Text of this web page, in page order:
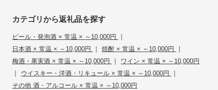
カテゴリから返礼品を探す
ビール・発泡酒 × 常温 × ～10,000円 |
日本酒 × 常温 × ～10,000円 | 焼酎 × 常温 × ～10,000円 |
梅酒・果実酒 × 常温 × ～10,000円 | ワイン × 常温 × ～10,000円
| ウイスキー・洋酒・リキュール × 常温 × ～10,000円 |
その他 酒・アルコール × 常温 × ～10,000円